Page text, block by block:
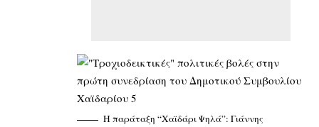
Η παράταξη “Χαϊδάρι Ψηλά”: Γιάννης